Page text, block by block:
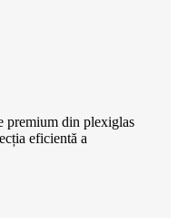
premium din plexiglas
eficientă a